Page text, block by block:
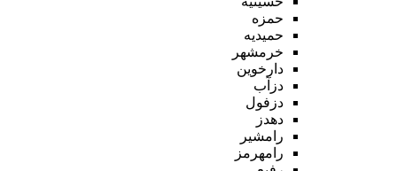
حمزه
حمیدیه
خرمشهر
دارخوین
دزآب
دزفول
دهدز
رامشیر
رامهرمز